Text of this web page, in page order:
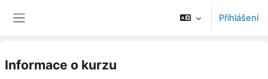
Přihlášení
Informace o kurzu